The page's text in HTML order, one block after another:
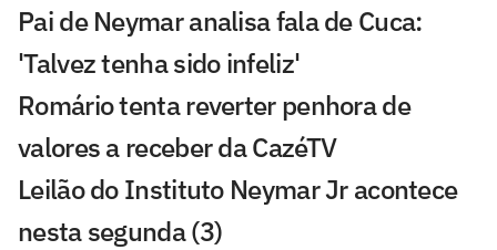
Pai de Neymar analisa fala de Cuca:
'Talvez tenha sido infeliz'
Romário tenta reverter penhora de
valores a receber da CazéTV
Leilão do Instituto Neymar Jr acontece
nesta segunda (3)